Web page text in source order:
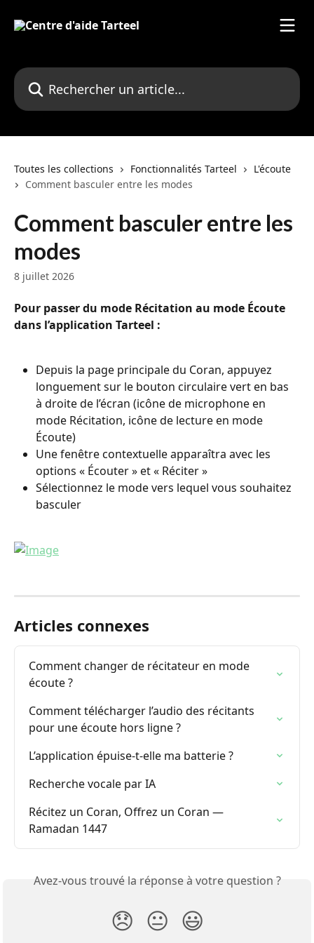
Rechercher un article...
Toutes les collections Fonctionnalités Tarteel
L'écoute
Comment basculer entre les modes
Comment basculer entre les
modes
8 juillet 2026
Pour passer du mode Récitation au mode Écoute
dans l’application Tarteel :
Depuis la page principale du Coran, appuyez
longuement sur le bouton circulaire vert en bas
à droite de l’écran (icône de microphone en
mode Récitation, icône de lecture en mode
Écoute)
Une fenêtre contextuelle apparaîtra avec les
options « Écouter » et « Réciter »
Sélectionnez le mode vers lequel vous souhaitez
basculer
Articles connexes
Comment changer de récitateur en mode
écoute ?
Comment télécharger l’audio des récitants
pour une écoute hors ligne ?
L’application épuise-t-elle ma batterie ?
Recherche vocale par IA
Récitez un Coran, Offrez un Coran —
Ramadan 1447
Avez-vous trouvé la réponse à votre question ?
😞 😐 😃